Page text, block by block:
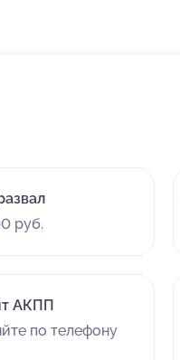
руб.
АКПП
по телефону